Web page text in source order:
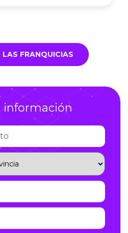
FRANQUICIAS
información